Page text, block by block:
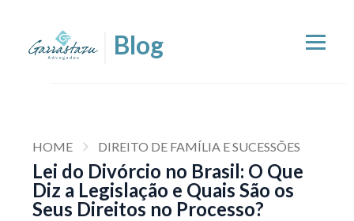
HOME DIREITO DE FAMÍLIA E SUCESSÕES
Lei do Divórcio no Brasil: O Que
Diz a Legislação e Quais São os
Seus Direitos no Processo?